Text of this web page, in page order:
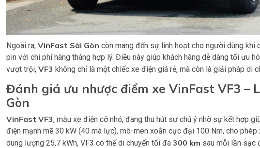
Ngoài ra,VinFast Sài Gòn còn mang đến sự linh hoạt cho người dùng khi
pin với chi phí hàng tháng hợp lý. Điều này giúp khách hàng dễ dàng tối ưu
vượt trội,VF3 không chỉ là một chiếc xe điện giá rẻ, mà còn là giải pháp di
Đánh giá ưu nhược điểm xe VinFast VF3 –
Gòn
VinFast VF3, mẫu xe điện cỡ nhỏ, đang thu hút sự chú ý nhờ sự kết hợp
điện mạnh mẽ 30 kW (40 mã lực), mô-men xoắn cực đại 100 Nm, cho
dung lượng 25,7 kWh, VF3 có thể di chuyển tối đa300 km sau mỗi lần sạc